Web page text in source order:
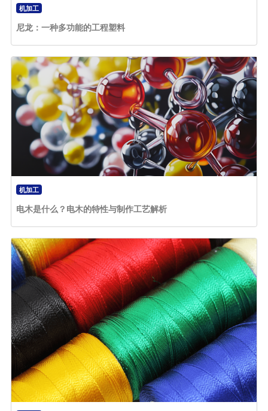
机加工
尼龙：一种多功能的工程塑料
机加工
电木是什么？电木的特性与制作工艺解析